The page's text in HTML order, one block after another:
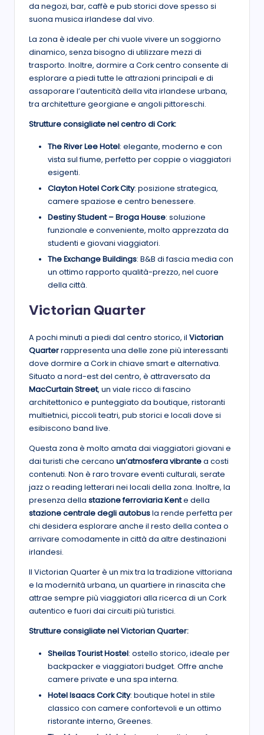
da negozi, bar, caffè e pub storici dove spesso si
suona musica irlandese dal vivo.
La zona è ideale per chi vuole vivere un soggiorno
dinamico, senza bisogno di utilizzare mezzi di
trasporto. Inoltre, dormire a Cork centro consente di
esplorare a piedi tutte le attrazioni principali e di
assaporare l’autenticità della vita irlandese urbana,
tra architetture georgiane e angoli pittoreschi.
Strutture consigliate nel centro di Cork:
The River Lee Hotel: elegante, moderno e con
vista sul fiume, perfetto per coppie o viaggiatori
esigenti.
Clayton Hotel Cork City: posizione strategica,
camere spaziose e centro benessere.
Destiny Student – Broga House: soluzione
funzionale e conveniente, molto apprezzata da
studenti e giovani viaggiatori.
The Exchange Buildings: B&B di fascia media con
un ottimo rapporto qualità-prezzo, nel cuore
della città.
Victorian Quarter
A pochi minuti a piedi dal centro storico, il Victorian
Quarterrappresenta una delle zone più interessanti
dove dormire a Cork in chiave smart e alternativa.
Situato a nord-est del centro, è attraversato da
MacCurtain Street, un viale ricco di fascino
architettonico e punteggiato da boutique, ristoranti
multietnici, piccoli teatri, pub storici e locali dove si
esibiscono band live.
Questa zona è molto amata dai viaggiatori giovani e
dai turisti che cercano un’atmosfera vibrantea costi
contenuti. Non è raro trovare eventi culturali, serate
jazz o reading letterari nei locali della zona. Inoltre, la
presenza della stazione ferroviaria Kente della
stazione centrale degli autobusla rende perfetta per
chi desidera esplorare anche il resto della contea o
arrivare comodamente in città da altre destinazioni
irlandesi.
Il Victorian Quarter è un mix tra la tradizione vittoriana
e la modernità urbana, un quartiere in rinascita che
attrae sempre più viaggiatori alla ricerca di un Cork
autentico e fuori dai circuiti più turistici.
Strutture consigliate nel Victorian Quarter:
Sheilas Tourist Hostel: ostello storico, ideale per
backpacker e viaggiatori budget. Offre anche
camere private e una spa interna.
Hotel Isaacs Cork City: boutique hotel in stile
classico con camere confortevoli e un ottimo
ristorante interno, Greenes.